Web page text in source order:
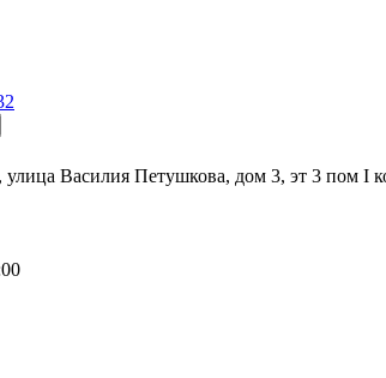
улица Василия Петушкова, дом 3, эт 3 пом I